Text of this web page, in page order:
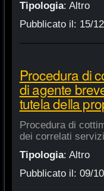
Tipologia: Altro
Pubblicato il: 15/
Procedura di
di agente
tutela della
Procedura di
dei correlati
Tipologia: Altro
Pubblicato il: 09/